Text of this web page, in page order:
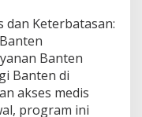
dan Keterbatasan:
Banten
Banten di
akses medis
program ini